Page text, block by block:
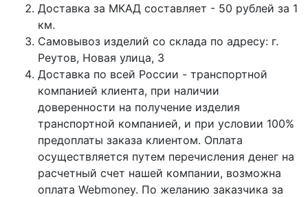
Доставка за МКАД составляет - 50 рублей за 1
км.
Самовывоз изделий со склада по адресу: г.
Реутов, Новая улица, 3
Доставка по всей России - транспортной
компанией клиента, при наличии
доверенности на получение изделия
транспортной компанией, и при условии 100%
предоплаты заказа клиентом. Оплата
осуществляется путем перечисления денег на
расчетный счет нашей компании, возможна
оплата Webmoney. По желанию заказчика за